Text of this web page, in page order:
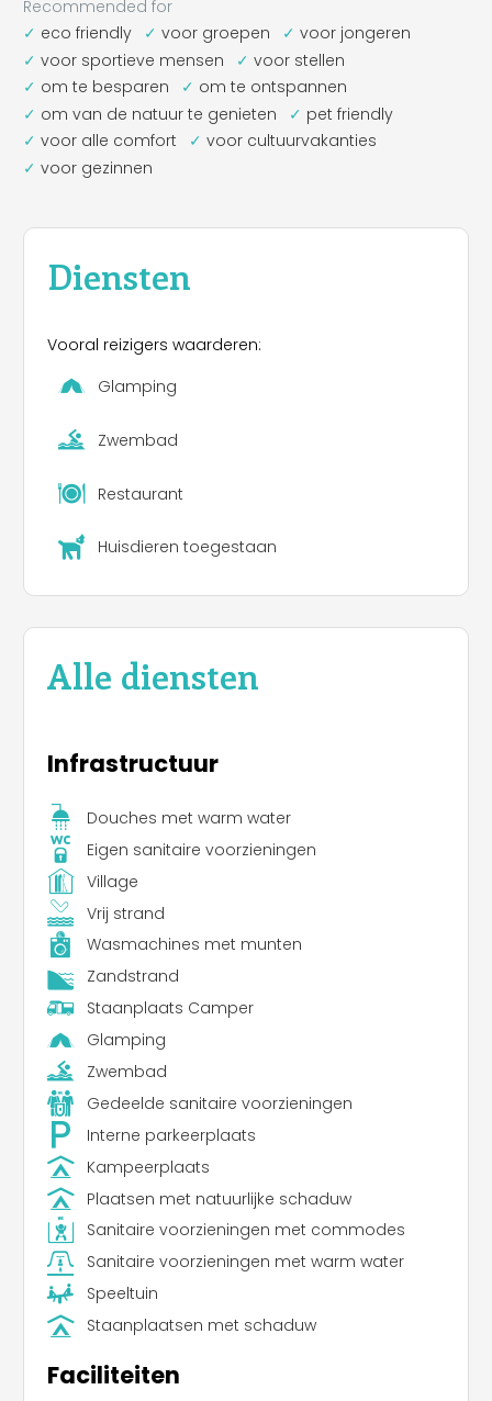
Recommended for
eco friendly
voor groepen
voor jongeren
voor sportieve mensen
voor stellen
om te besparen
om te ontspannen
om van de natuur te genieten
pet friendly
voor alle comfort
voor cultuurvakanties
voor gezinnen
Diensten
Vooral reizigers waarderen:
Glamping
Zwembad
Restaurant
Huisdieren toegestaan
Alle diensten
Infrastructuur
Douches met warm water
Eigen sanitaire voorzieningen
Village
Vrij strand
Wasmachines met munten
Zandstrand
Staanplaats Camper
Glamping
Zwembad
Gedeelde sanitaire voorzieningen
Interne parkeerplaats
Kampeerplaats
Plaatsen met natuurlijke schaduw
Sanitaire voorzieningen met commodes
Sanitaire voorzieningen met warm water
Speeltuin
Staanplaatsen met schaduw
Faciliteiten